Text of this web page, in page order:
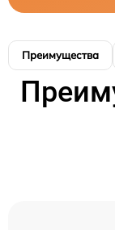
Преимущества